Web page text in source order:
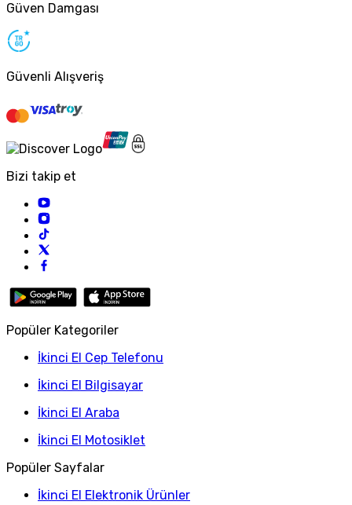
Güven Damgası
Güvenli Alışveriş
Bizi takip et
Popüler Kategoriler
İkinci El Cep Telefonu
İkinci El Bilgisayar
İkinci El Araba
İkinci El Motosiklet
Popüler Sayfalar
İkinci El Elektronik Ürünler